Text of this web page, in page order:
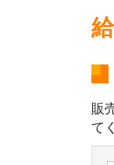
販
て